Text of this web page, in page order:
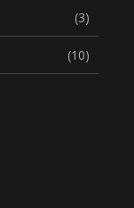
(3)
(10)